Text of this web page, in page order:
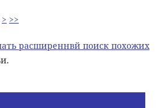
> >>
расширеннвй поиск похожих